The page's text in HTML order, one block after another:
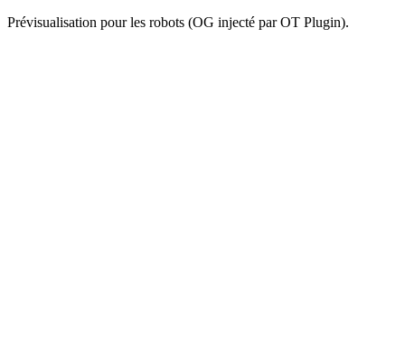
Prévisualisation pour les robots (OG injecté par OT Plugin).